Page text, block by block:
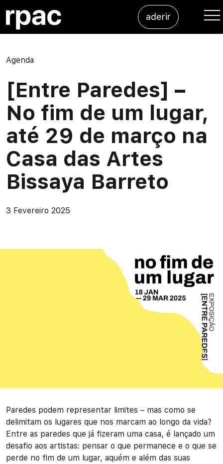
aderir
Agenda
[Entre Paredes] –
No fim de um lugar,
até 29 de março na
Casa das Artes
Bissaya Barreto
3 Fevereiro 2025
Paredes podem representar limites – mas como se
delimitam os lugares que nos marcam ao longo da vida?
Entre as paredes que já fizeram uma casa, é lançado um
desafio aos artistas: pensar o que permanece e o que se
perde no fim de um lugar, aquém e além das suas